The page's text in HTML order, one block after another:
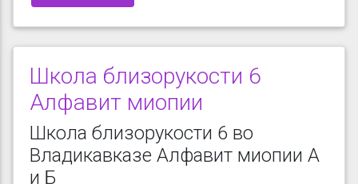
Школа близорукости 6
Алфавит миопии
Школа близорукости 6 во
Владикавказе Алфавит миопии А
и Б